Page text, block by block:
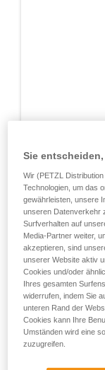
Sie
Wir (PETZL
Technologien, um das
gewährleisten, unsere
unseren Datenverkehr
Surfverhalten auf
Media-Partner weiter,
akzeptieren, sind
unserer Website aktiv
Cookies und/oder
Ihres gesamten
widerrufen, indem Sie
unteren Rand der
Cookies kann Ihre
Umständen wird eine
zuzugreifen.